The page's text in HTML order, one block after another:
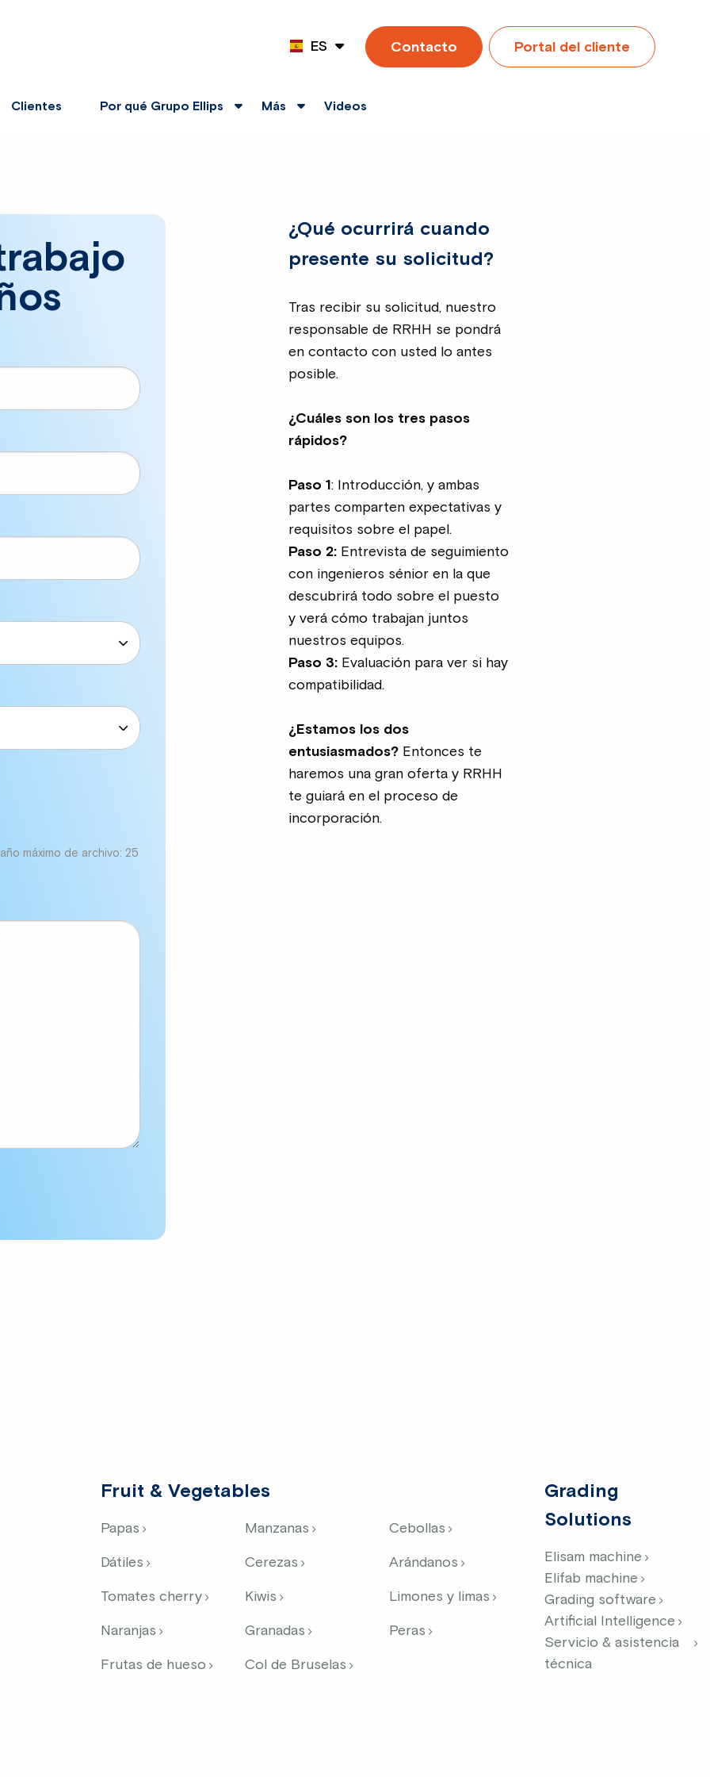
ES
Contacto Portal del cliente
Clientes Por qué Grupo Ellips Más Videos
máximo de archivo: 25
¿Qué ocurrirá cuando
presente su solicitud?
Tras recibir su solicitud, nuestro
responsable de RRHH se pondrá
en contacto con usted lo antes
posible.
¿Cuáles son los tres pasos
rápidos?
Paso 1 : Introducción, y ambas
partes comparten expectativas y
requisitos sobre el papel.
Paso 2:Entrevista de seguimiento
con ingenieros sénior en la que
descubrirá todo sobre el puesto
y verá cómo trabajan juntos
nuestros equipos.
Paso 3:Evaluación para ver si hay
compatibilidad.
¿Estamos los dos
entusiasmados?Entonces te
haremos una gran oferta y RRHH
te guiará en el proceso de
incorporación.
Fruit & Vegetables
Papas
Dátiles
Tomates cherry
Naranjas
Frutas de hueso
Manzanas
Cerezas
Kiwis
Granadas
Col de Bruselas
Cebollas
Arándanos
Limones y limas
Peras
Grading
Solutions
Elisam machine
Elifab machine
Grading software
Artificial Intelligence
Servicio & asistencia
técnica